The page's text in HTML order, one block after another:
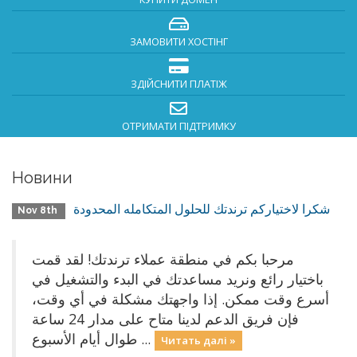
ЗАМОВИТИ ХОСТІНГ
ЗДІЙСНИТИ ПЛАТІЖ
ОТРИМАТИ ПІДТРИМКУ
Новини
Nov 8th شكرا لاختياركم ترندتك للحلول المتكامله المحدودة
مرحبا بكم في منطقة عملاء ترندتك! لقد قمت
باختيار رائع ونريد مساعدتك في البدء والتشغيل في
أسرع وقت ممكن. إذا واجهتك مشكلة في أي وقت،
فإن فريق الدعم لدينا متاح على مدار 24 ساعة
طوال أيام الأسبوع ...
Читать далі »